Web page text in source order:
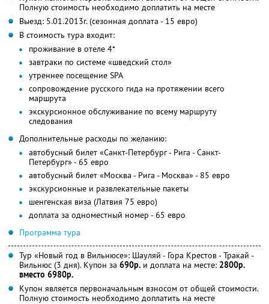
Полную стоимость необходимо доплатить на месте
Выезд: 5.01.2013г. (сезонная доплата - 15 евро)
В стоимость тура входит:
проживание в отеле 4*
завтраки по системе «шведский стол»
утреннее посещение SPA
сопровождение русского гида на протяжении всего
маршрута
экскурсионное обслуживание по всему маршруту
следования
Дополнительные расходы по желанию:
автобусный билет «Санкт-Петербург - Рига - Санкт-
Петербург» - 65 евро
автобусный билет «Москва - Рига - Москва» - 85 евро
экскурсионные и развлекательные пакеты
шенгенская виза (Латвия 75 евро)
доплата за одноместный номер - 65 евро
Программа тура
Тур «Новый год в Вильнюсе»: Шауляй - Гора Крестов - Тракай -
Вильнюс (3 дня). Купон за 690р. и доплата на месте: 2800р.
вместо 6980р.
Купон является первоначальным взносом от общей стоимости.
Полную стоимость необходимо доплатить на месте